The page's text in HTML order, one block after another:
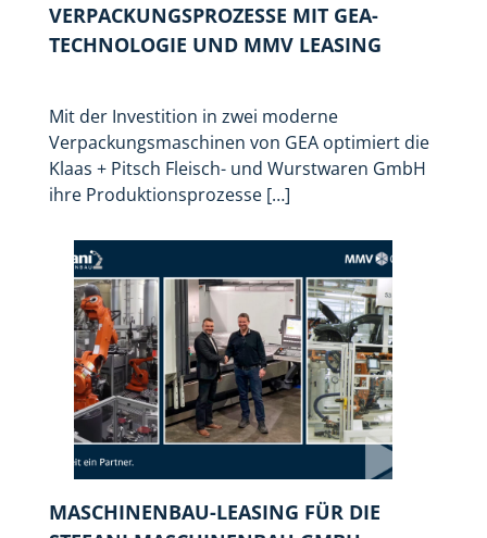
VERPACKUNGSPROZESSE MIT GEA-
TECHNOLOGIE UND MMV LEASING
Mit der Investition in zwei moderne
Verpackungsmaschinen von GEA optimiert die
Klaas + Pitsch Fleisch- und Wurstwaren GmbH
ihre Produktionsprozesse […]
MASCHINENBAU-LEASING FÜR DIE